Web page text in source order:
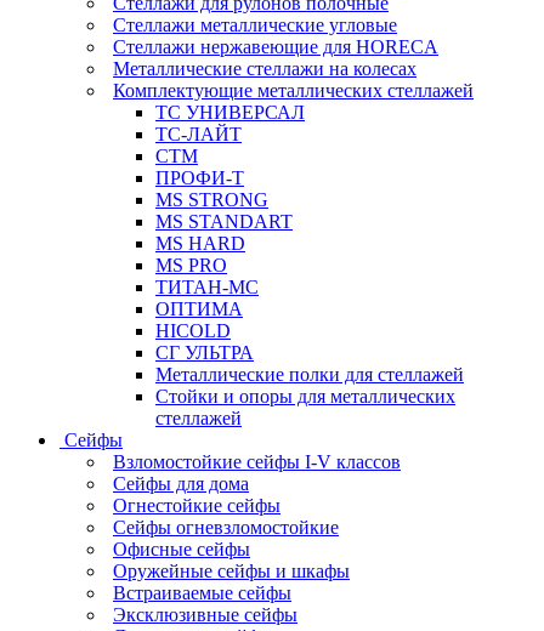
Стеллажи металлические угловые
Стеллажи нержавеющие для HORECA
Металлические стеллажи на колесах
Комплектующие металлических стеллажей
ТС УНИВЕРСАЛ
ТС-ЛАЙТ
СТМ
ПРОФИ-Т
MS STRONG
MS STANDART
MS HARD
MS PRO
ТИТАН-МС
ОПТИМА
HICOLD
СГ УЛЬТРА
Металлические полки для стеллажей
Стойки и опоры для металлических
стеллажей
Сейфы
Взломостойкие сейфы I-V классов
Сейфы для дома
Огнестойкие сейфы
Сейфы огневзломостойкие
Офисные сейфы
Оружейные сейфы и шкафы
Встраиваемые сейфы
Эксклюзивные сейфы